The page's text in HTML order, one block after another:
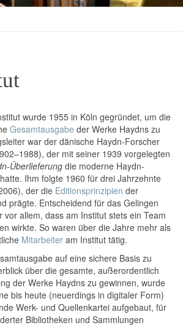
wurde 1955 in Köln gegründet, um die
Gesamtausgabe der Werke Haydns zu
war der dänische Haydn-Forscher
der mit seiner 1939 vorgelegten
Überlieferung die moderne Haydn-
Ihm folgte 1960 für drei Jahrzehnte
der die Editionsprinzipien der
prägte. Entscheidend für das Gelingen
vor allem, dass am Institut stets ein Team
wirkte. So waren über die Jahre mehr als
Mitarbeiter am Institut tätig.
auf eine sichere Basis zu
über die gesamte, außerordentlich
der Werke Haydns zu gewinnen, wurde
bis heute (neuerdings in digitaler Form)
Werk- und Quellenkartei aufgebaut, für
Bibliotheken und Sammlungen